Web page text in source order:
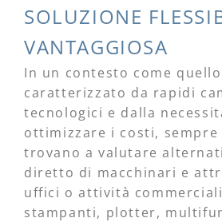
SOLUZIONE
VANTAGGIOSA
In un contesto come
caratterizzato da rapidi
tecnologici e dalla
ottimizzare i costi, sempre
trovano a valutare
diretto di macchinari e
uffici o attività
stampanti, plotter,